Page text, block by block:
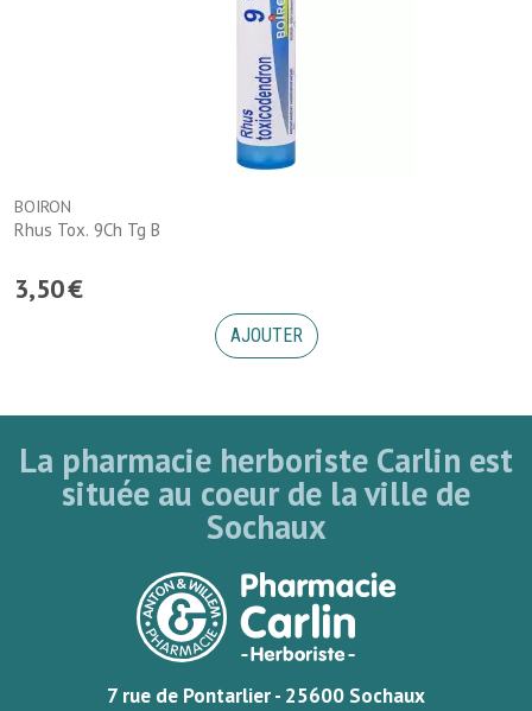
BOIRON
Rhus Tox. 9Ch Tg B
3,50€
AJOUTER
La pharmacie herboriste Carlin est
située au coeur de la ville de
Sochaux
7 rue de Pontarlier - 25600 Sochaux